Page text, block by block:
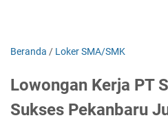
Beranda / Loker SMA/SMK
Lowongan Kerja PT
Sukses Pekanbaru